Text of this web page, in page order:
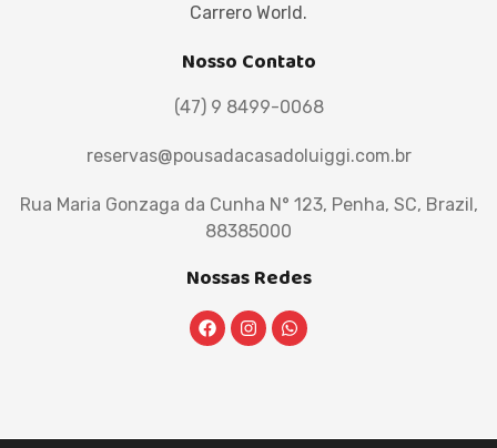
Carrero World.
Nosso Contato
(47) 9 8499-0068
reservas@pousadacasadoluiggi.com.br
Rua Maria Gonzaga da Cunha N° 123, Penha, SC, Brazil,
88385000
Nossas Redes